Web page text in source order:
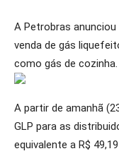
A Petrobras
venda de gás
como gás de cozinha.
A partir de amanhã
GLP para as
equivalente a R$